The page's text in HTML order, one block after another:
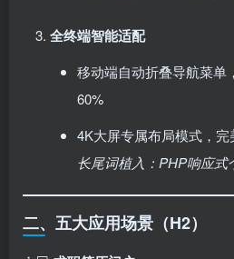
全终端智能适配
移动端自动折叠导航菜单
60%
4K大屏专属布局模式，
长尾词植入：PHP响应式
二、五大应用场景（H2）